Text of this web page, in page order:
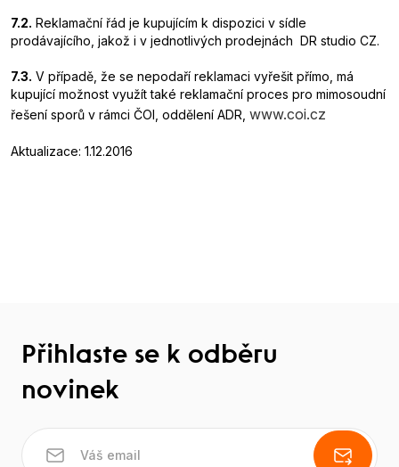
7.2. Reklamační řád je kupujícím k dispozici v sídle
prodávajícího, jakož i v jednotlivých prodejnách DR studio CZ.
7.3. V případě, že se nepodaří reklamaci vyřešit přímo, má
kupující možnost využít také reklamační proces pro mimosoudní
řešení sporů v rámci ČOI, oddělení ADR, www.coi.cz
Aktualizace: 1.12.2016
Přihlaste se k odběru
novinek